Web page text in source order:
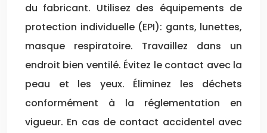
du fabricant. Utilisez des équipements de
protection individuelle (EPI): gants, lunettes,
masque respiratoire. Travaillez dans un
endroit bien ventilé. Évitez le contact avec la
peau et les yeux. Éliminez les déchets
conformément à la réglementation en
vigueur. En cas de contact accidentel avec